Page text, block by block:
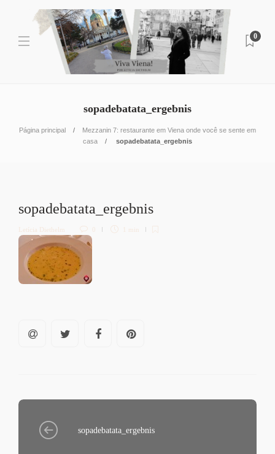
0
sopadebatata_ergebnis
Página principal
Mezzanin 7: restaurante em Viena onde você se sente em
casa
sopadebatata_ergebnis
sopadebatata_ergebnis
Letícia Diethelm 0 1 min
sopadebatata_ergebnis